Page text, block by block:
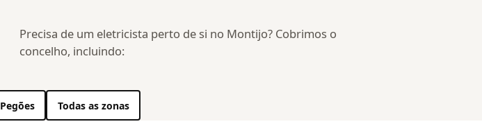
Precisa de um eletricista perto de si no Montijo? Cobrimos o
concelho, incluindo:
Pegões Todas as zonas